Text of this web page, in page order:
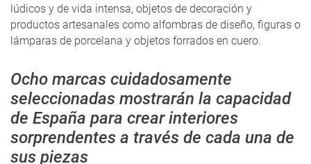
lúdicos y de vida intensa, objetos de decoración y
productos artesanales como alfombras de diseño, figuras o
lámparas de porcelana y objetos forrados en cuero.
Ocho marcas cuidadosamente
seleccionadas mostrarán la capacidad
de España para crear interiores
sorprendentes a través de cada una de
sus piezas